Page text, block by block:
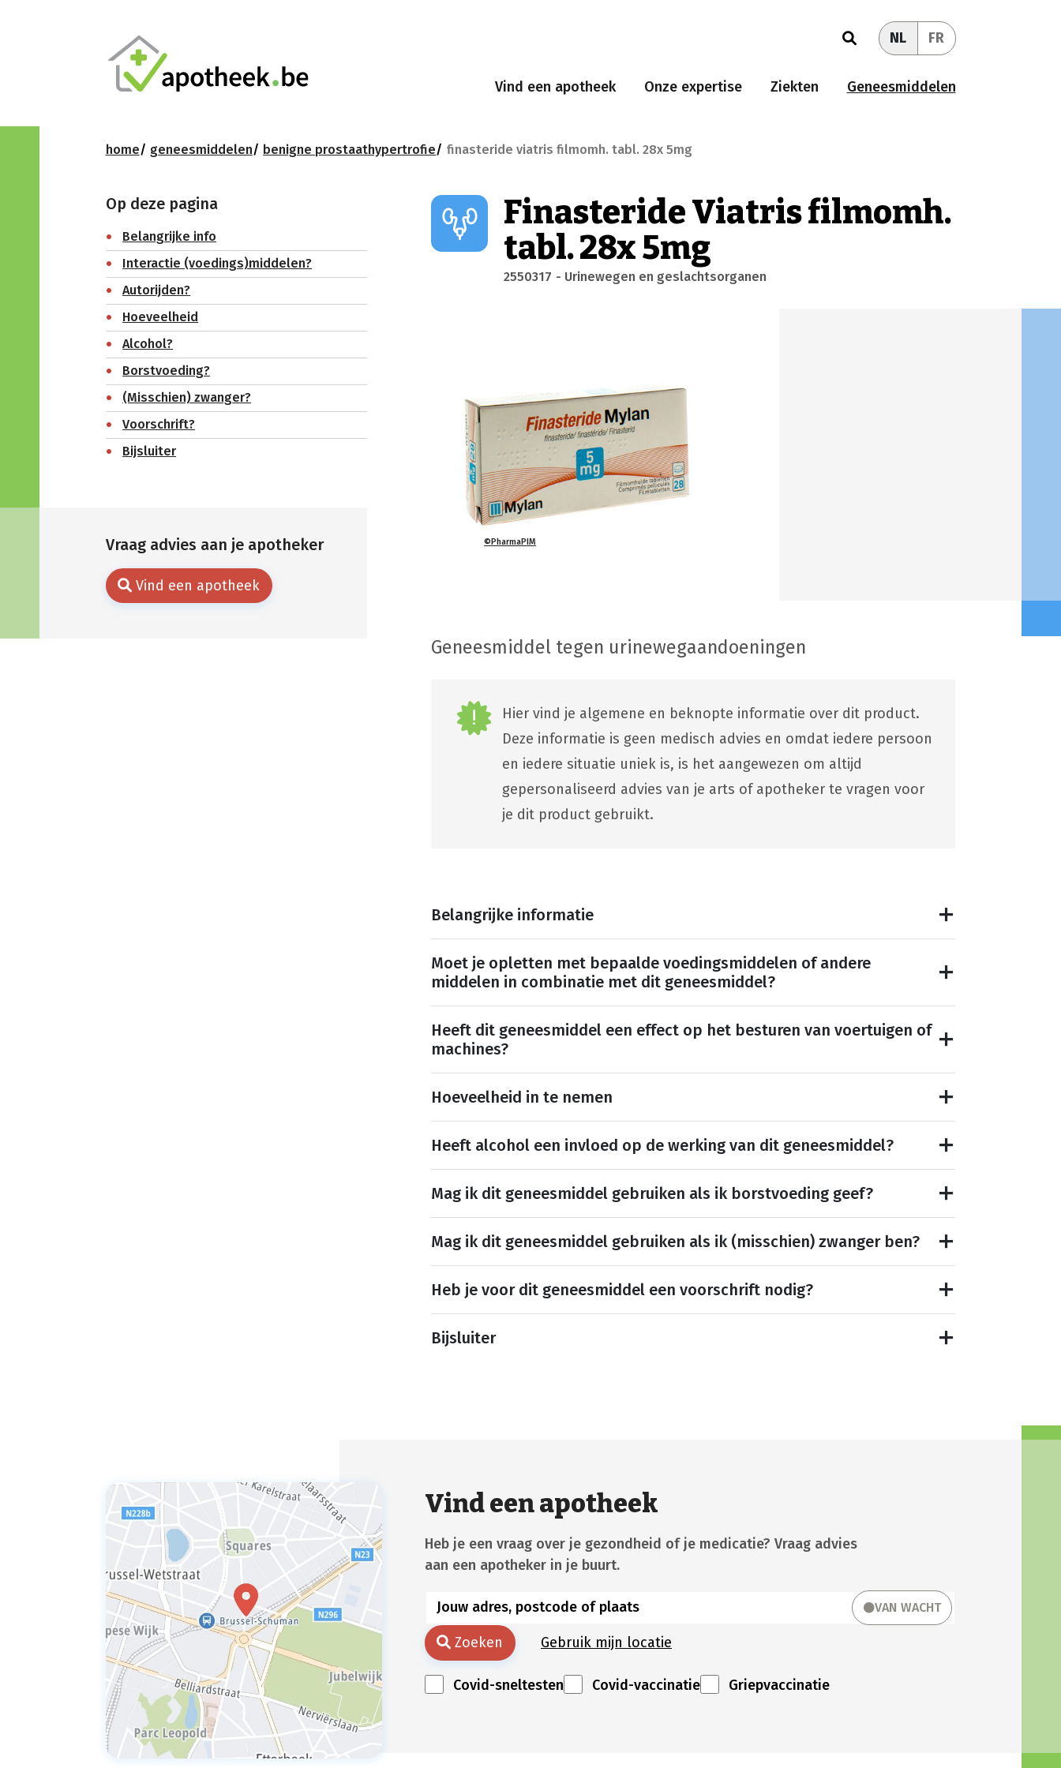
NL FR
Vind een apotheek Onze expertise Ziekten Geneesmiddelen
home geneesmiddelen benigne prostaathypertrofie finasteride viatris filmomh. tabl. 28x 5mg
Vraag advies aan je apotheker
Vind een apotheek
Op deze pagina
Belangrijke info
Interactie (voedings)middelen?
Autorijden?
Hoeveelheid
Alcohol?
Borstvoeding?
(Misschien) zwanger?
Voorschrift?
Bijsluiter
Finasteride Viatris filmomh.
tabl. 28x 5mg
2550317 - Urinewegen en geslachtsorganen
©PharmaPIM
Geneesmiddel tegen urinewegaandoeningen
Hier vind je algemene en beknopte informatie over dit product.
Deze informatie is geen medisch advies en omdat iedere persoon
en iedere situatie uniek is, is het aangewezen om altijd
gepersonaliseerd advies van je arts of apotheker te vragen voor
je dit product gebruikt.
Belangrijke informatie
Moet je opletten met bepaalde voedingsmiddelen of andere
middelen in combinatie met dit geneesmiddel?
Heeft dit geneesmiddel een effect op het besturen van voertuigen of
machines?
Hoeveelheid in te nemen
Heeft alcohol een invloed op de werking van dit geneesmiddel?
Mag ik dit geneesmiddel gebruiken als ik borstvoeding geef?
Mag ik dit geneesmiddel gebruiken als ik (misschien) zwanger ben?
Heb je voor dit geneesmiddel een voorschrift nodig?
Bijsluiter
Vind een apotheek
Heb je een vraag over je gezondheid of je medicatie? Vraag advies
aan een apotheker in je buurt.
VAN WACHT
Zoeken Gebruik mijn locatie
Covid-sneltesten Covid-vaccinatie Griepvaccinatie